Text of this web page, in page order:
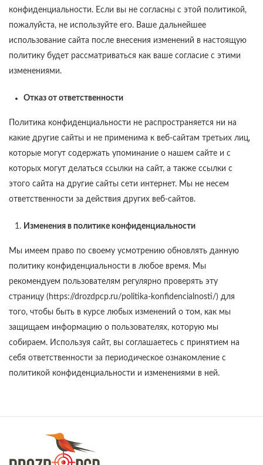
конфиденциальности. Если вы не согласны с этой политикой,
пожалуйста, не используйте его. Ваше дальнейшее
использование сайта после внесения изменений в настоящую
политику будет рассматриваться как ваше согласие с этими
изменениями.
Отказ от ответственности
Политика конфиденциальности не распространяется ни на
какие другие сайты и не применима к веб-сайтам третьих лиц,
которые могут содержать упоминание о нашем сайте и с
которых могут делаться ссылки на сайт, а также ссылки с
этого сайта на другие сайты сети интернет. Мы не несем
ответственности за действия других веб-сайтов.
Изменения в политике конфиденциальности
Мы имеем право по своему усмотрению обновлять данную
политику конфиденциальности в любое время. Мы
рекомендуем пользователям регулярно проверять эту
страницу (https://drozdpcp.ru/politika-konfidencialnosti/) для
того, чтобы быть в курсе любых изменений о том, как мы
защищаем информацию о пользователях, которую мы
собираем. Используя сайт, вы соглашаетесь с принятием на
себя ответственности за периодическое ознакомление с
политикой конфиденциальности и изменениями в ней.